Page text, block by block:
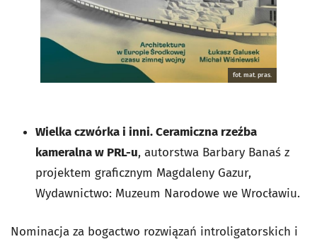
fot. mat. pras.
Wielka czwórka i inni. Ceramiczna rzeźba
kameralna w PRL-u, autorstwa Barbary Banaś z
projektem graficznym Magdaleny Gazur,
Wydawnictwo: Muzeum Narodowe we Wrocławiu.
Nominacja za bogactwo rozwiązań introligatorskich i